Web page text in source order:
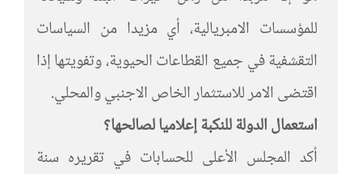
للمؤسسات الامبريالية، أي مزيدا من السياسات
التقشفية في جميع القطاعات الحيوية، وتفويتها إذا
اقتضى الامر للاستثمار الخاص الاجنبي والمحلي.
استعمال الدولة للنكبة إعلاميا لصالحها؟
أكد المجلس الأعلى للحسابات في تقريره سنة